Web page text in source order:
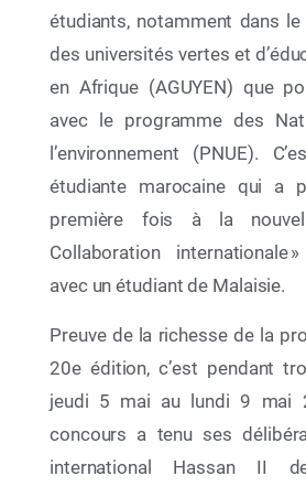
étudiants, notamment dans
des universités vertes et
en Afrique (AGUYEN) que
avec le programme des
l’environnement (PNUE).
étudiante marocaine qui a
première fois à la
Collaboration internationale
avec un étudiant de Malaisie.
Preuve de la richesse de la
20e édition, c’est pendant
jeudi 5 mai au lundi 9 mai
concours a tenu ses
international Hassan II